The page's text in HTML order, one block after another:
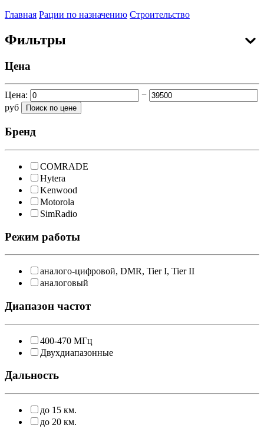
Главная Рации по назначению Строительство
Фильтры
Цена
Цена:
−
руб
Бренд
COMRADE
Hytera
Kenwood
Motorola
SimRadio
Режим работы
аналого-цифровой, DMR, Tier I, Tier II
аналоговый
Диапазон частот
400-470 МГц
Двухдиапазонные
Дальность
до 15 км.
до 20 км.